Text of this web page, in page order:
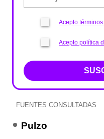
Acepto
Acepto política
FUENTES CONSULTADAS
Pulzo